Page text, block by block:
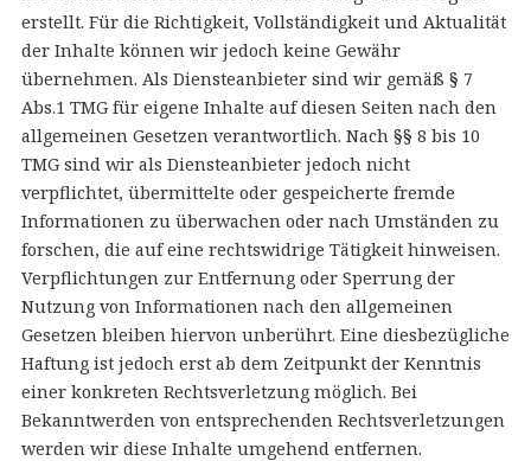
erstellt. Für die Richtigkeit, Vollständigkeit und Aktualität
der Inhalte können wir jedoch keine Gewähr
übernehmen. Als Diensteanbieter sind wir gemäß § 7
Abs.1 TMG für eigene Inhalte auf diesen Seiten nach den
allgemeinen Gesetzen verantwortlich. Nach §§ 8 bis 10
TMG sind wir als Diensteanbieter jedoch nicht
verpflichtet, übermittelte oder gespeicherte fremde
Informationen zu überwachen oder nach Umständen zu
forschen, die auf eine rechtswidrige Tätigkeit hinweisen.
Verpflichtungen zur Entfernung oder Sperrung der
Nutzung von Informationen nach den allgemeinen
Gesetzen bleiben hiervon unberührt. Eine diesbezügliche
Haftung ist jedoch erst ab dem Zeitpunkt der Kenntnis
einer konkreten Rechtsverletzung möglich. Bei
Bekanntwerden von entsprechenden Rechtsverletzungen
werden wir diese Inhalte umgehend entfernen.